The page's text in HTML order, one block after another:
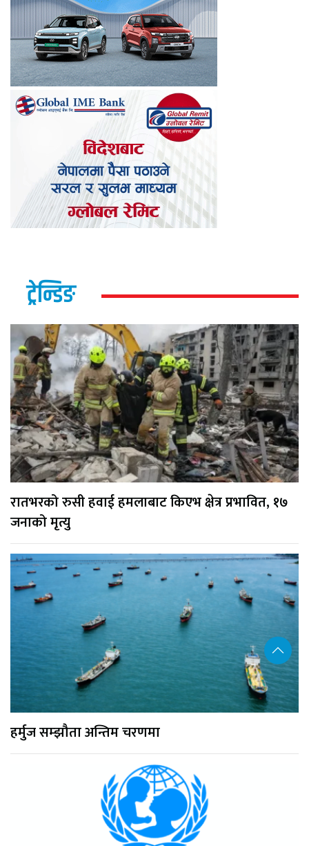
ट्रेन्डिङ
रातभरको रुसी हवाई हमलाबाट किएभ क्षेत्र प्रभावित, १७
जनाको मृत्यु
हर्मुज सम्झौता अन्तिम चरणमा